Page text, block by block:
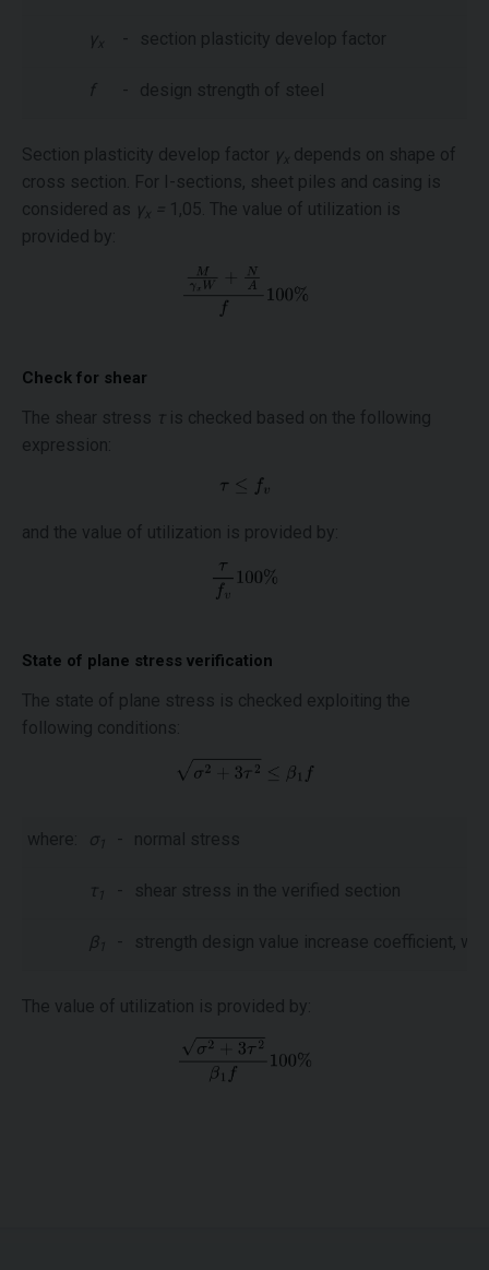
γ x - section plasticity develop factor
f - design strength of steel
Section plasticity develop factor γ x depends on shape of
cross section. For I-sections, sheet piles and casing is
considered as γ x
1,05. The value of utilization is
provided by:
Check for shear
The shear stress τ is checked based on the following
expression:
and the value of utilization is provided by:
State of plane stress verification
The state of plane stress is checked exploiting the
following conditions:
where: σ 1 - normal stress
τ 1 - shear stress in the verified section
β 1 - strength design value increase coefficient,
The value of utilization is provided by: